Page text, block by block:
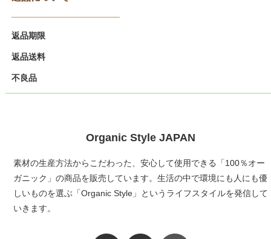
返品期限
返品送料
不良品
Organic Style JAPAN
素材の生産方法からこだわった、安心して使用できる「100％オー
ガニック」の商品を販売しています。生活の中で環境にも人にも優
しいものを選ぶ「Organic Style」というライフスタイルを発信して
いきます。